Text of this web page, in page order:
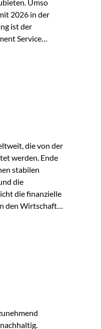
Umso
2026 in der
ist der
Service
zählt zu den
die von der
werden. Ende
stabilen
die
die finanzielle
den Wirtschafts-